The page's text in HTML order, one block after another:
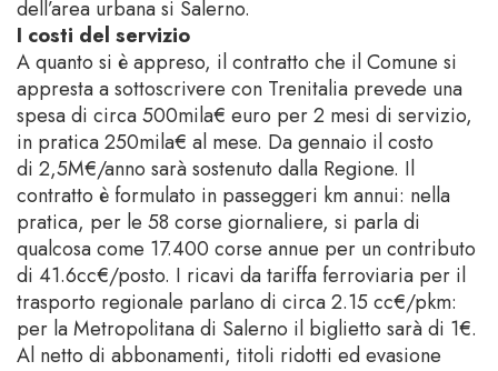
dell’area urbana si Salerno.
I costi del servizio
A quanto si è appreso, il contratto che il Comune si
appresta a sottoscrivere con Trenitalia prevede una
spesa di circa 500mila€ euro per 2 mesi di servizio,
in pratica 250mila€ al mese. Da gennaio il costo
di 2,5M€/anno sarà sostenuto dalla Regione. Il
contratto è formulato in passeggeri km annui: nella
pratica, per le 58 corse giornaliere, si parla di
qualcosa come 17.400 corse annue per un contributo
di 41.6cc€/posto. I ricavi da tariffa ferroviaria per il
trasporto regionale parlano di circa 2.15 cc€/pkm:
per la Metropolitana di Salerno il biglietto sarà di 1€.
Al netto di abbonamenti, titoli ridotti ed evasione